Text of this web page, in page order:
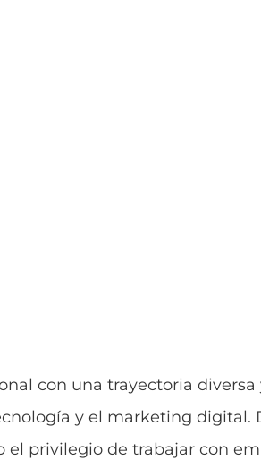
con una trayectoria
y el marketing digital.
el privilegio de trabajar con